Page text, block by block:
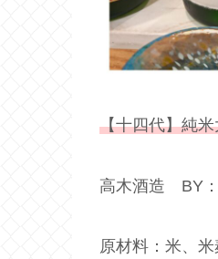
【十四代】純
高木酒造 BY
原材料：米、